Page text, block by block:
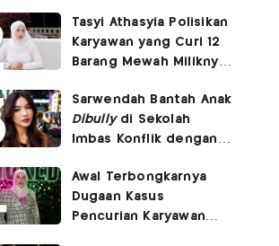
Vicky Prasetyo
Tasyi Athasyia Polisikan
Karyawan yang Curi 12
Barang Mewah Miliknya
Sarwendah Bantah Anak
Dibullydi Sekolah
Imbas Konflik dengan
Awal Terbongkarnya
Dugaan Kasus
Pencurian Karyawan